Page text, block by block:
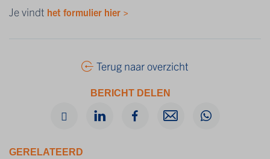
Je vindt het formulier hier >
Terug naar overzicht
BERICHT DELEN
GERELATEERD